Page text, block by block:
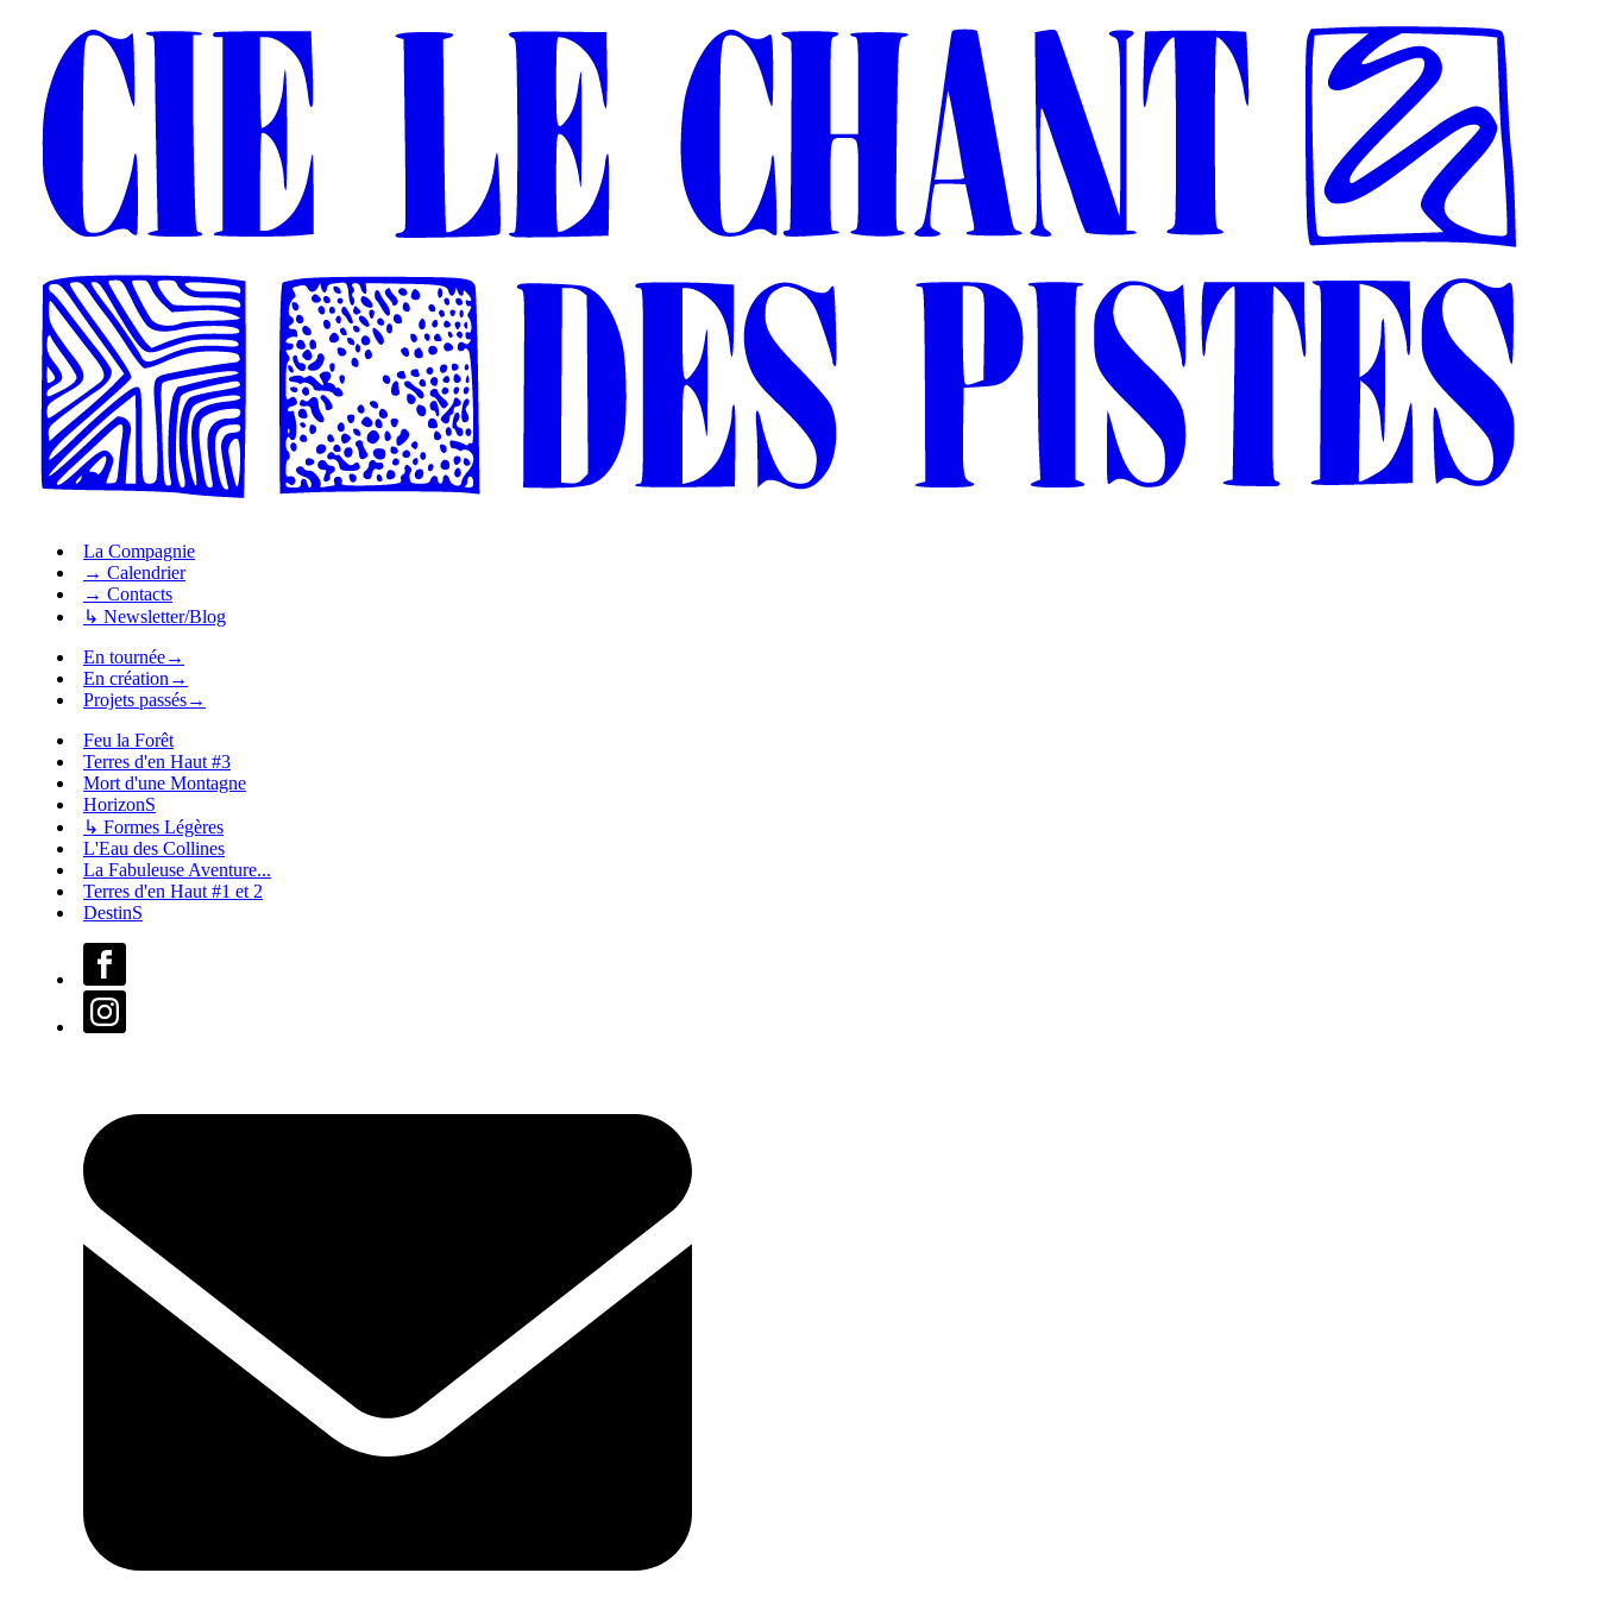
La Compagnie
→ Calendrier
→ Contacts
↳ Newsletter/Blog
En tournée→
En création →
Projets passés→
Feu la Forêt
Terres d'en Haut #3
Mort d'une Montagne
HorizonS
↳ Formes Légères
L'Eau des Collines
La Fabuleuse Aventure...
Terres d'en Haut #1 et 2
DestinS